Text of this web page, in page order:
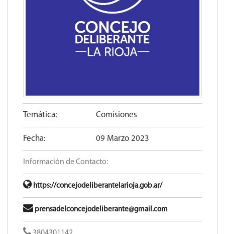
Temática: Comisiones
Fecha: 09 Marzo 2023
Información de Contacto:
https://concejodeliberantelarioja.gob.ar/
prensadelconcejodeliberante@gmail.com